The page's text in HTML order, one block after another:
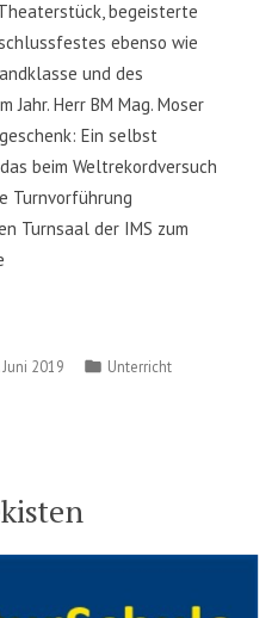
begeisterte
ebenso wie
und des
Jahr. Herr BM Mag. Moser
Ein selbst
beim Weltrekordversuch
Turnvorführung
Turnsaal der IMS zum
Juni 2019
Posted
Unterricht